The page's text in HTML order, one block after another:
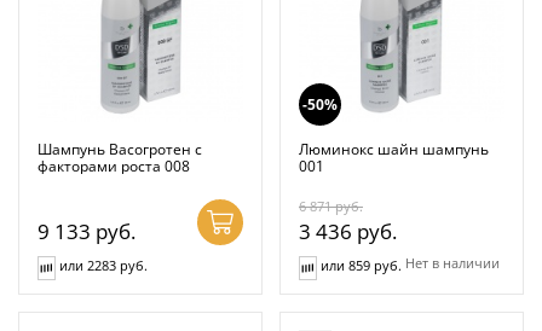
Шампунь Васогротен с
факторами роста 008
9 133 руб.
или 2283 руб.
-50%
Люминокс шайн шампунь
001
6 871руб.
3 436 руб.
Нет в наличии
или 859 руб.